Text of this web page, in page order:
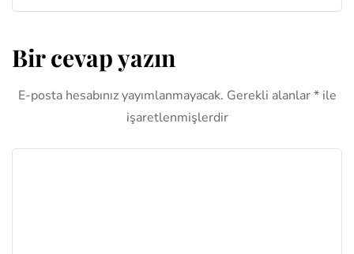
Bir cevap yazın
E-posta hesabınız yayımlanmayacak. Gerekli alanlar*ile
işaretlenmişlerdir